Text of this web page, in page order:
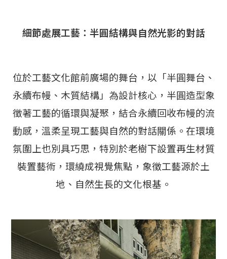
細節處展工藝：半圓結構與自然光影的對話
位於工藝文化館前廣場的舞台，以「半圓舞台、
永續布幔、木質結構」為設計核心，半圓造型象
徵著工藝的循環與凝聚，結合永續回收布幔的流
動感，溫柔呈現工藝與自然的對話關係。在環境
氛圍上也別具巧思，特別於老樹下設置再生材質
裝置藝術，環繞成視覺焦點，象徵工藝源於土
地、自然生長的文化根基。